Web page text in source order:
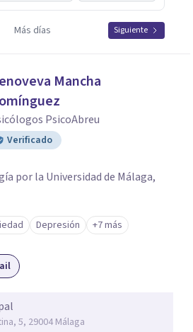
Más días Siguiente
Mancha
PsicoAbreu
Verificado
por la Universidad de Málaga,
Depresión +7 más
5, 29004 Málaga